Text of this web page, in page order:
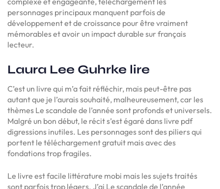
personnages principaux manquent parfois de
développement et de croissance pour être vraiment
mémorables et avoir un impact durable sur français
lecteur.
Laura Lee Guhrke lire
C’est un livre qui m’a fait réfléchir, mais peut-être pas
autant que je l’aurais souhaité, malheureusement, car les
thèmes Le scandale de l’année sont profonds et universels.
Malgré un bon début, le récit s’est égaré dans livre pdf
digressions inutiles. Les personnages sont des piliers qui
portent le téléchargement gratuit mais avec des
fondations trop fragiles.
Le livre est facile littérature mobi mais les sujets traités
sont parfois trop légers. J’ai Le scandale de l’année